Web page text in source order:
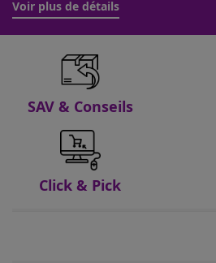
Voir plus de détails
SAV & Conseils
Click & Pick